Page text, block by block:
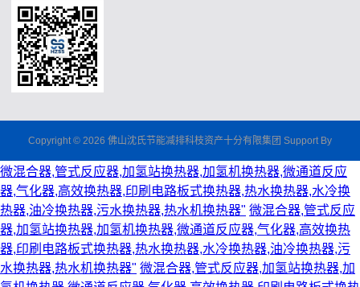
Copyright © 2026 佛山沈氏节能减排科枝资产十分有限集团 Support By
微混合器,管式反应器,加氢站换热器,加氢机换热器,微通道反应
器,气化器,高效换热器,印刷电路板式换热器,热水换热器,水冷换
热器,油冷换热器,污水换热器,热水机换热器" 微混合器,管式反应
器,加氢站换热器,加氢机换热器,微通道反应器,气化器,高效换热
器,印刷电路板式换热器,热水换热器,水冷换热器,油冷换热器,污
水换热器,热水机换热器" 微混合器,管式反应器,加氢站换热器,加